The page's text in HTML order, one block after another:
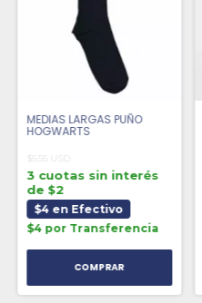
MEDIAS LARGAS PUÑO
HOGWARTS
$5.55 USD
3 cuotas sin interés
de $2
$4 en Efectivo
$4 por Transferencia